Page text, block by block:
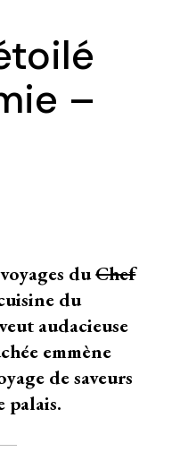
–
duChef
du
audacieuse
emmène
de saveurs
palais.